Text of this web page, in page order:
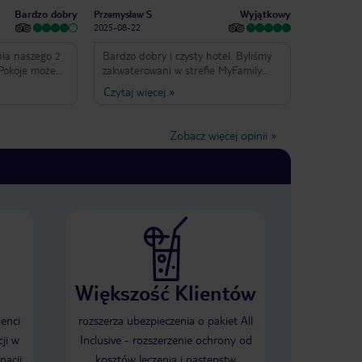
Bardzo dobry
naszego 2
może
Hotel
do
hotelowej
pomocni i
Przemysław S
2025-08-22
Wyjątkowy
Bardzo dobry i czysty hotel. Byliśmy
zakwaterowani w strefie MyFamily
Club - cisza i spokój. Bardzo miłe
powitanie (wino i napoje w pokoju).
minus to nastawienie żywieniowe na
brytyjczyków. Zbyt mało lokalnych
inne menu także było co wybierać.
także oferuje dużo napojów oraz w
określonych godzinach smaczne i
ciekawe przekąski. Bardzo miło
spędzone wakacje.
Czytaj więcej »
Zobacz więcej opinii »
w
Większość Klientów
rozszerza ubezpieczenia o pakiet All
Inclusive - rozszerzenie ochrony od
kosztów leczenia i następstw